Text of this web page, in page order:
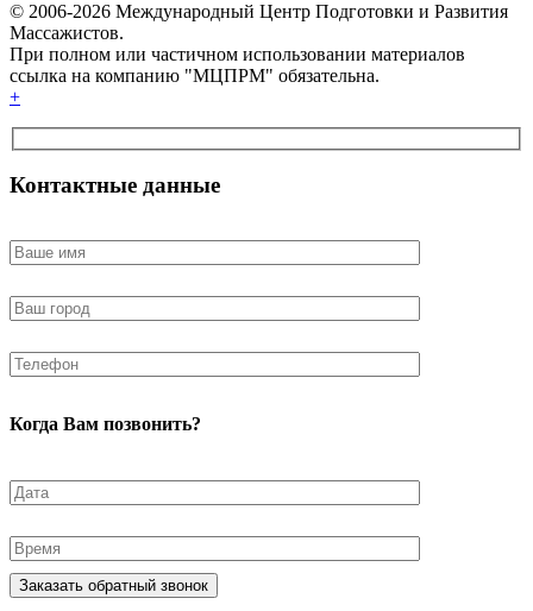
© 2006-2026 Международный Центр Подготовки и Развития
Массажистов.
При полном или частичном использовании материалов
ссылка на компанию "МЦПРМ" обязательна.
+
Контактные данные
Когда Вам позвонить?